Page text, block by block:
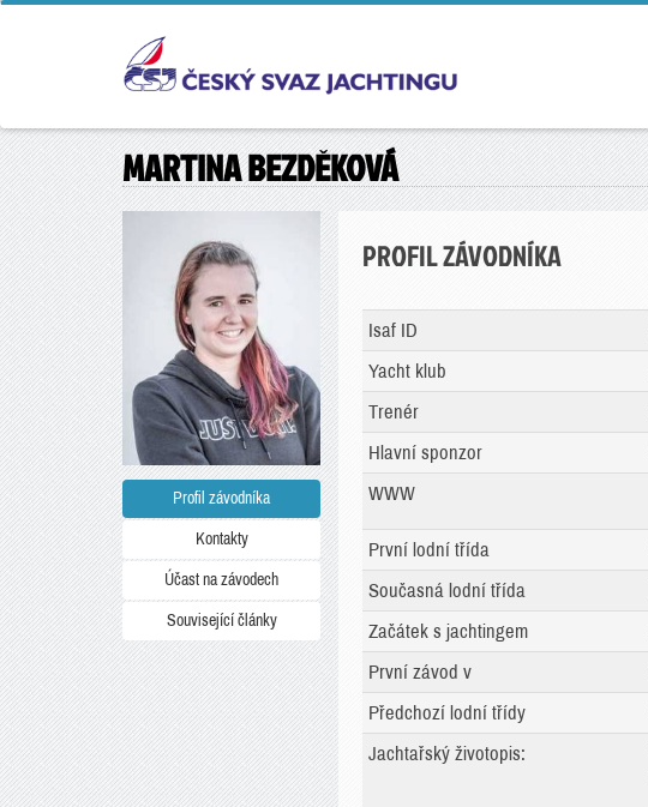
MARTINA BEZDĚKOVÁ
Profil závodníka
Kontakty
Účast na závodech
Související články
PROFIL ZÁVODNÍKA
Isaf ID
Yacht klub
Trenér
Hlavní sponzor
WWW
První lodní třída
Současná lodní třída
Začátek s jachtingem
První závod v
Předchozí lodní třídy
Jachtařský životopis: